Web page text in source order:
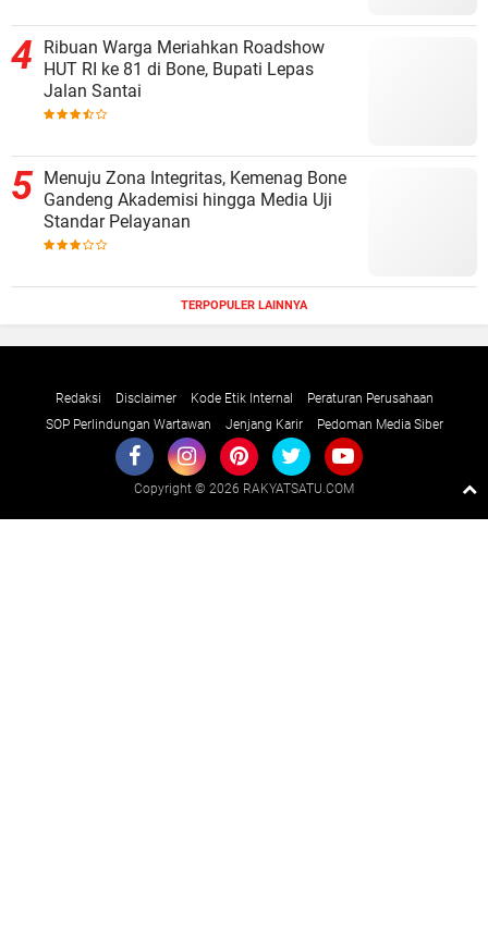
Ribuan Warga Meriahkan Roadshow
HUT RI ke 81 di Bone, Bupati Lepas
Jalan Santai
Menuju Zona Integritas, Kemenag Bone
Gandeng Akademisi hingga Media Uji
Standar Pelayanan
TERPOPULER LAINNYA
Redaksi Disclaimer Kode Etik Internal
Peraturan Perusahaan
SOP Perlindungan Wartawan
Jenjang Karir Pedoman Media Siber
Copyright © 2026 RAKYATSATU.COM
Raushan